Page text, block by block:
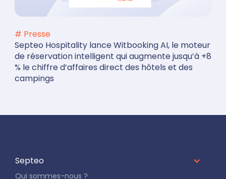
# Presse
Septeo Hospitality lance Witbooking AI, le moteur
de réservation intelligent qui augmente jusqu’à +8
% le chiffre d’affaires direct des hôtels et des
campings
Septeo
Qui sommes-nous ?